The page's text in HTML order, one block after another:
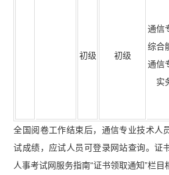
初级 初级
通信
综合
通信
实
全国阅卷工作结束后，通信专业技术人
试成绩，应试人员可登录网站查询。证
人事考试网服务指南“证书领取通知”栏目